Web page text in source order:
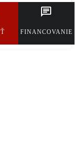
441 kg
FINANCOVANIE